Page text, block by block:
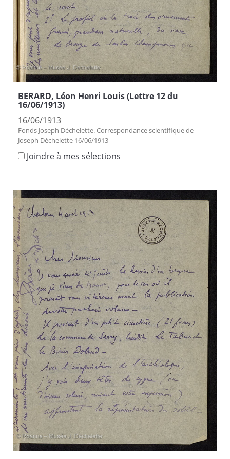
BERARD, Léon Henri Louis (Lettre 12 du
16/06/1913)
16/06/1913
Fonds Joseph Déchelette. Correspondance scientifique de
Joseph Déchelette 16/06/1913
Joindre à mes sélections